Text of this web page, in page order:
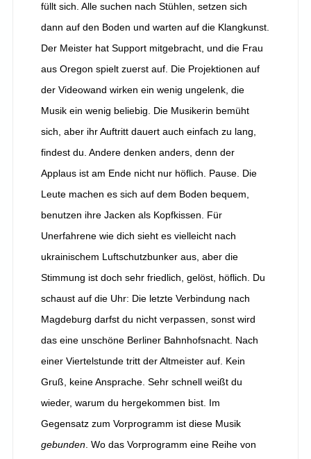
füllt sich. Alle suchen nach Stühlen, setzen sich
dann auf den Boden und warten auf die Klangkunst.
Der Meister hat Support mitgebracht, und die Frau
aus Oregon spielt zuerst auf. Die Projektionen auf
der Videowand wirken ein wenig ungelenk, die
Musik ein wenig beliebig. Die Musikerin bemüht
sich, aber ihr Auftritt dauert auch einfach zu lang,
findest du. Andere denken anders, denn der
Applaus ist am Ende nicht nur höflich. Pause. Die
Leute machen es sich auf dem Boden bequem,
benutzen ihre Jacken als Kopfkissen. Für
Unerfahrene wie dich sieht es vielleicht nach
ukrainischem Luftschutzbunker aus, aber die
Stimmung ist doch sehr friedlich, gelöst, höflich. Du
schaust auf die Uhr: Die letzte Verbindung nach
Magdeburg darfst du nicht verpassen, sonst wird
das eine unschöne Berliner Bahnhofsnacht. Nach
einer Viertelstunde tritt der Altmeister auf. Kein
Gruß, keine Ansprache. Sehr schnell weißt du
wieder, warum du hergekommen bist. Im
Gegensatz zum Vorprogramm ist diese Musik
gebunden. Wo das Vorprogramm eine Reihe von